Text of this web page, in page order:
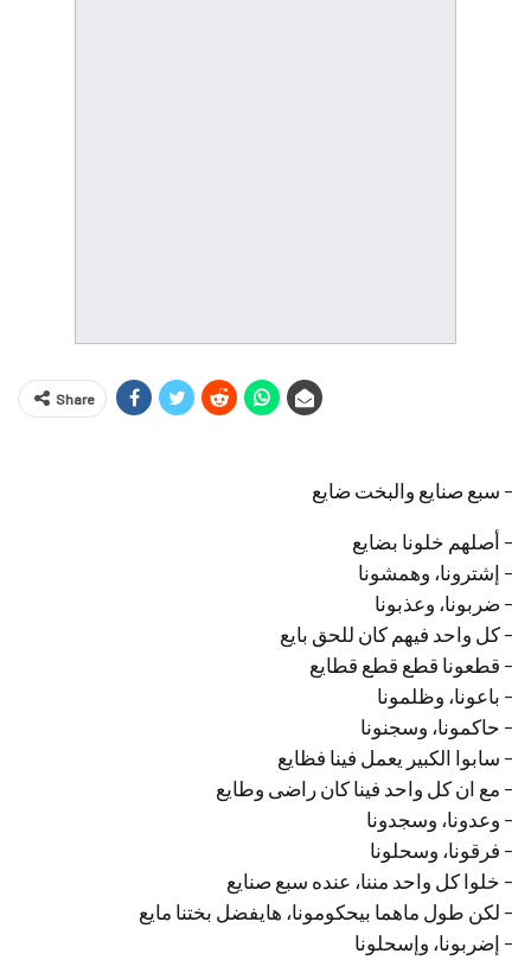
Share
– سبع صنايع والبخت ضايع
– أصلهم خلونا بضايع
– إشترونا، وهمشونا
– ضربونا، وعذبونا
– كل واحد فيهم كان للحق بايع
– قطعونا قطع قطع قطايع
– باعونا، وظلمونا
– حاكمونا، وسجنونا
– سابوا الكبير يعمل فينا فظايع
– مع ان كل واحد فينا كان راضى وطايع
– وعدونا، وسجدونا
– فرقونا، وسحلونا
– خلوا كل واحد مننا، عنده سبع صنايع
– لكن طول ماهما بيحكومونا، هايفضل بختنا مايع
– إضربونا، وإسحلونا